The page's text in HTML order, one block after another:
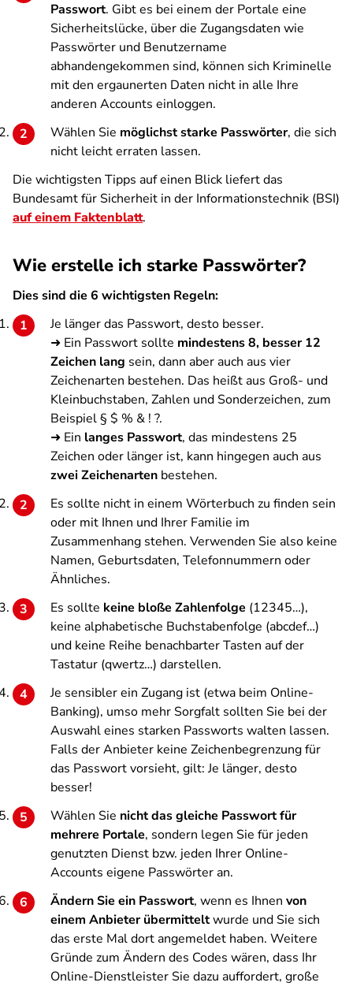
Passwort. Gibt es bei einem der Portale eine
Sicherheitslücke, über die Zugangsdaten wie
Passwörter und Benutzername
abhandengekommen sind, können sich Kriminelle
mit den ergaunerten Daten nicht in alle Ihre
anderen Accounts einloggen.
Wählen Sie möglichst starke Passwörter, die sich
nicht leicht erraten lassen.
Die wichtigsten Tipps auf einen Blick liefert das
Bundesamt für Sicherheit in der Informationstechnik (BSI)
auf einem Faktenblatt.
Wie erstelle ich starke Passwörter?
Dies sind die 6 wichtigsten Regeln:
Je länger das Passwort, desto besser.
➜ Ein Passwort sollte mindestens 8, besser 12
Zeichen lang sein, dann aber auch aus vier
Zeichenarten bestehen. Das heißt aus Groß- und
Kleinbuchstaben, Zahlen und Sonderzeichen, zum
Beispiel § $ % & ! ?.
➜ Ein langes Passwort, das mindestens 25
Zeichen oder länger ist, kann hingegen auch aus
zwei Zeichenarten bestehen.
Es sollte nicht in einem Wörterbuch zu finden sein
oder mit Ihnen und Ihrer Familie im
Zusammenhang stehen. Verwenden Sie also keine
Namen, Geburtsdaten, Telefonnummern oder
Ähnliches.
Es sollte keine bloße Zahlenfolge (12345…),
keine alphabetische Buchstabenfolge (abcdef…)
und keine Reihe benachbarter Tasten auf der
Tastatur (qwertz…) darstellen.
Je sensibler ein Zugang ist (etwa beim Online-
Banking), umso mehr Sorgfalt sollten Sie bei der
Auswahl eines starken Passworts walten lassen.
Falls der Anbieter keine Zeichenbegrenzung für
das Passwort vorsieht, gilt: Je länger, desto
besser!
Wählen Sie nicht das gleiche Passwort für
mehrere Portale, sondern legen Sie für jeden
genutzten Dienst bzw. jeden Ihrer Online-
Accounts eigene Passwörter an.
Ändern Sie ein Passwort, wenn es Ihnen von
einem Anbieter übermitteltwurde und Sie sich
das erste Mal dort angemeldet haben. Weitere
Gründe zum Ändern des Codes wären, dass Ihr
Online-Dienstleister Sie dazu auffordert, große